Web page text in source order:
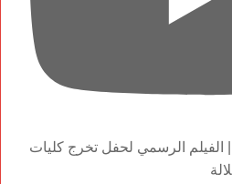
الرسمي لحفل تخرج كليات